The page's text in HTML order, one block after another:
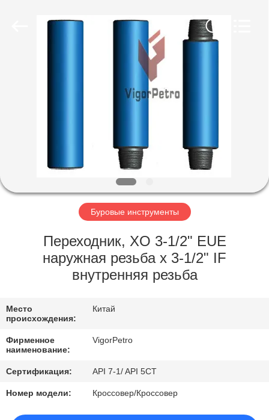
КОМПАНИИ
ФАБРИКА
КОНТРОЛЬ
КОНТАКТНЫЕ
ДАННЫЕ
ОТПРАВИТЬ
ЗАПРОС
Буровые инструменты
Переходник, XO 3-1/2" EUE
наружная резьба x 3-1/2" IF
внутренняя резьба
Место
происхождения:
Китай
Фирменное
наименование:
VigorPetro
Сертификация: API 7-1/ API 5CT
Номер модели: Кроссовер/Кроссовер